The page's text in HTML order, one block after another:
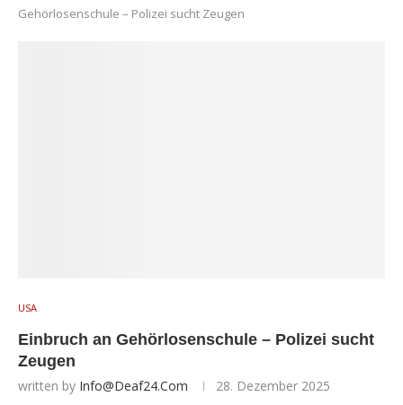
Gehörlosenschule – Polizei sucht Zeugen
USA
Einbruch an Gehörlosenschule – Polizei sucht
Zeugen
written by Info@deaf24.com 28. Dezember 2025